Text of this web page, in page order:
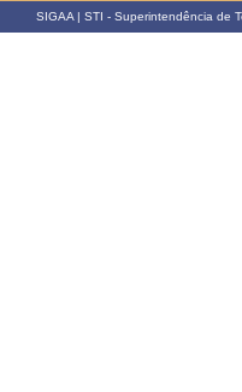
SIGAA | STI - Superintendência de